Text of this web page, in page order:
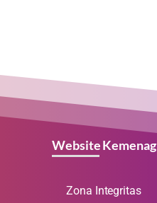
Website Kemenag
Zona Integritas